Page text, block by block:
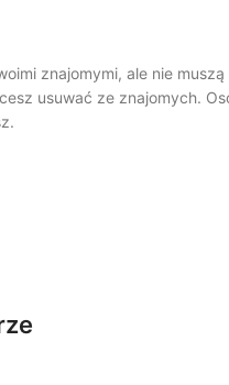
znajomymi, ale nie
usuwać ze znajomych.